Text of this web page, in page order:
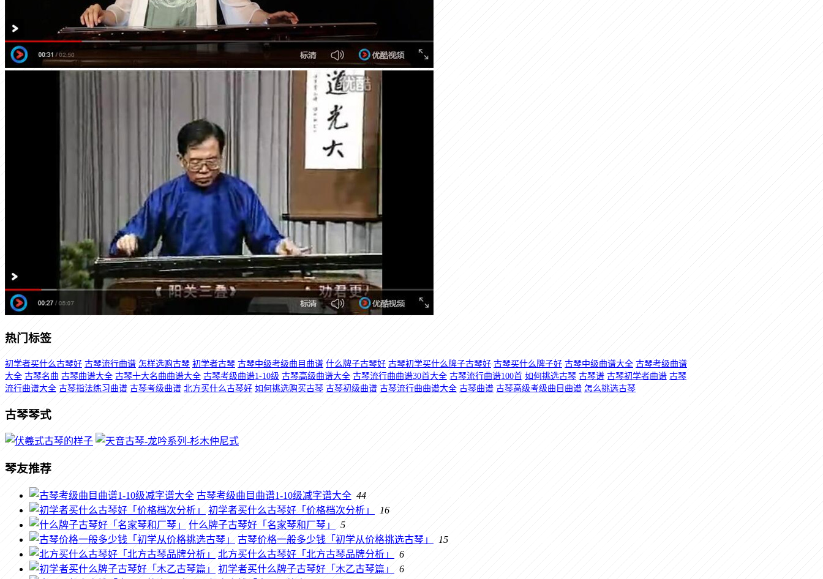
热门标签
初学者买什么古琴好 古琴流行曲谱 怎样选购古琴 初学者古琴 古琴中级考级曲目曲谱 什么牌子古琴好 古琴初学买什么牌子古琴好 古琴买什么牌子好 古琴中级曲谱大全 古琴考级曲谱
大全 古琴名曲 古琴曲谱大全 古琴十大名曲曲谱大全 古琴考级曲谱1-10级 古琴高级曲谱大全 古琴流行曲曲谱30首大全 古琴流行曲谱100首 如何挑选古琴 古琴谱 古琴初学者曲谱 古琴
流行曲谱大全 古琴指法练习曲谱 古琴考级曲谱 北方买什么古琴好 如何挑选购买古琴 古琴初级曲谱 古琴流行曲曲谱大全 古琴曲谱 古琴高级考级曲目曲谱 怎么挑选古琴
古琴琴式
琴友推荐
古琴考级曲目曲谱1-10级减字谱大全 44
初学者买什么古琴好「价格档次分析」
16
什么牌子古琴好「名家琴和厂琴」
5
古琴价格一般多少钱「初学从价格挑选古琴」
15
北方买什么古琴好「北方古琴品牌分析」
6
初学者买什么牌子古琴好「木乙古琴篇」
6